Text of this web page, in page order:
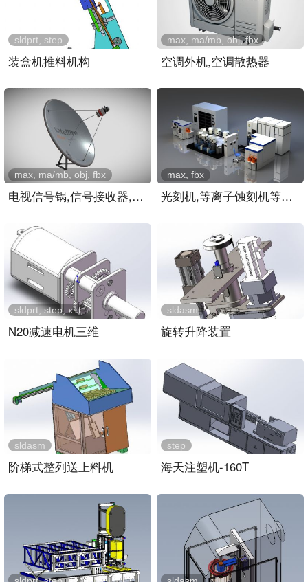
装盒机推料机构
sldprt, step
空调外机,空调散热器
max, ma/mb, obj, fbx
电视信号锅,信号接收器,屋..
max, ma/mb, obj, fbx
光刻机,等离子蚀刻机等芯片..
max, fbx
N20减速电机三维
sldprt, step, x_t
旋转升降装置
sldasm
阶梯式整列送上料机
sldasm
海天注塑机-160T
step